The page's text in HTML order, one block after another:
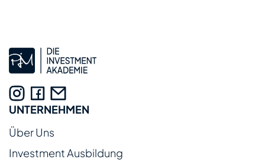
UNTERNEHMEN
Über Uns
Investment Ausbildung